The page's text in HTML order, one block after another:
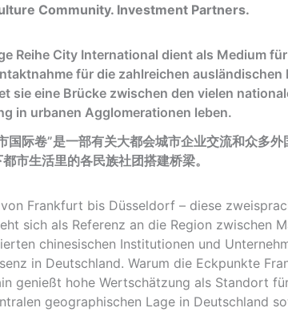
Community. Investment Partners.
Reihe City International dient als Medium
für die zahlreichen
sie eine Brücke zwischen den vielen
in urbanen Agglomerationen leben.
国际卷”是一部有关大都会城市企业交流和众多
市生活里的各民族社团搭建桥梁。
Frankfurt bis Düsseldorf – diese
sich als Referenz an die Region zwischen
chinesischen Institutionen und
in Deutschland. Warum die Eckpunkte
genießt hohe Wertschätzung als Standort
geographischen Lage in Deutschland